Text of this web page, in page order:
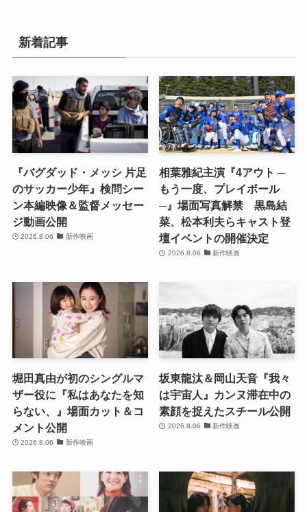
新着記事
『バグダッド・メッシ 片足
のサッカー少年』検問シー
ン本編映像＆監督メッセー
ジ動画公開
2026.8.06 新作映画
相葉雅紀主演『4アウト ─
もう一度、プレイボール
─』場面写真解禁 黒島結
菜、松本利夫らキャスト登
壇イベントの開催決定
2026.8.06 新作映画
堀田真由が初のシングルマ
ザー役に『私はあなたを知
らない、』場面カット＆コ
メント公開
2026.8.06 新作映画
坂東龍汰＆岡山天音『我々
は宇宙人』カンヌ滞在中の
素顔を捉えたスチール公開
2026.8.06 新作映画